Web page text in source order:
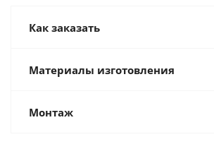
Как заказать
Материалы изготовления
Монтаж